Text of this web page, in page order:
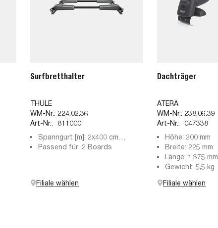
Surfbretthalter
THULE
WM-Nr.: 224.02.36
Art-Nr.:
811000
Spanngurt [m]: 2x400 cm
Spannband
Passend für: 2 Boards
Filiale wählen
Dachträger
ATERA
WM-Nr.: 238.06.39
Art-Nr.:
047338
Höhe: 200 mm
Breite: 225 mm
Länge: 1.375 mm
Gewicht: 5,5 kg
Filiale wählen